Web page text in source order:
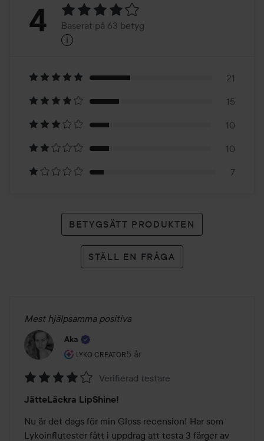
Betyg:
Baserat
på
63
betyg
4 Baserat på 63 betyg
i
21
15
10
10
7
BETYGSÄTT PRODUKTEN
STÄLL EN FRÅGA
Mest hjälpsamma positiva
Aka
LYKO CREATOR
Användarens roll: Lyko Creator.
5 år
Inlägget skapades 5 år
4
av
5
Verifierad testare
JätteLäckra LipShine!
Nu är det dags för min Gloss recension! Har som
Lykoinflutester fått i uppdrag att testa 3 färger av